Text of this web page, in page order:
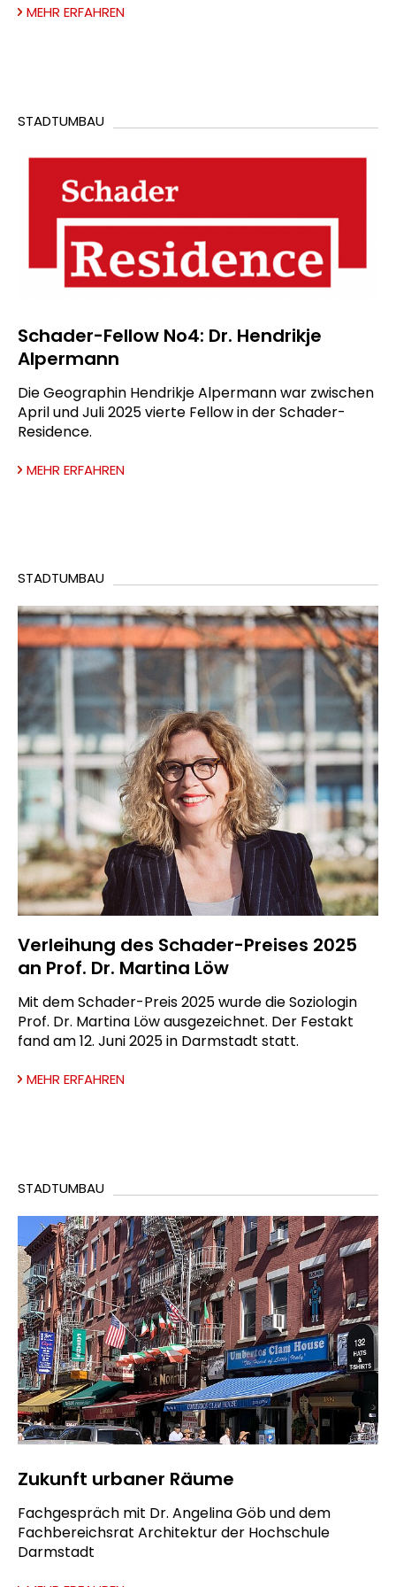
MEHR ERFAHREN
STADTUMBAU
Schader-Fellow No4: Dr. Hendrikje
Alpermann
Die Geographin Hendrikje Alpermann war zwischen
April und Juli 2025 vierte Fellow in der Schader-
Residence.
MEHR ERFAHREN
STADTUMBAU
Verleihung des Schader-Preises 2025
an Prof. Dr. Martina Löw
Mit dem Schader-Preis 2025 wurde die Soziologin
Prof. Dr. Martina Löw ausgezeichnet. Der Festakt
fand am 12. Juni 2025 in Darmstadt statt.
MEHR ERFAHREN
STADTUMBAU
Zukunft urbaner Räume
Fachgespräch mit Dr. Angelina Göb und dem
Fachbereichsrat Architektur der Hochschule
Darmstadt